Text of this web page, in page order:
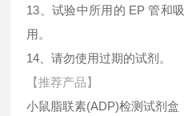
13、试验中所用的 EP 管和
用。
14、请勿使用过期的试剂。
【推荐产品】
小鼠脂联素(ADP)检测试剂盒